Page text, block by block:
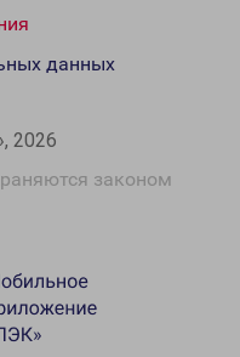
2026
законом
данных